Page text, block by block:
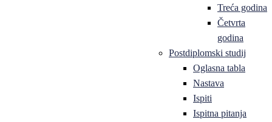
Treća godina
Četvrta
godina
Postdiplomski studij
Oglasna tabla
Nastava
Ispiti
Ispitna pitanja